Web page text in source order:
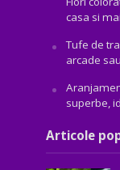
casa si
Tufe de
arcade
superbe,
Articole